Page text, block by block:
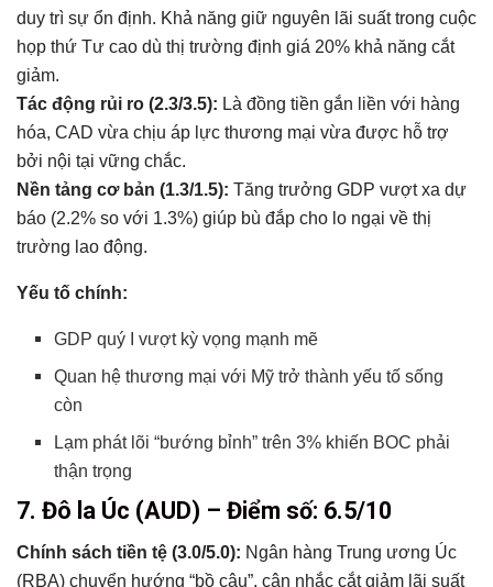
duy trì sự ổn định. Khả năng giữ nguyên lãi suất trong cuộc
họp thứ Tư cao dù thị trường định giá 20% khả năng cắt
giảm.
Tác động rủi ro (2.3/3.5): Là đồng tiền gắn liền với hàng
hóa, CAD vừa chịu áp lực thương mại vừa được hỗ trợ
bởi nội tại vững chắc.
Nền tảng cơ bản (1.3/1.5): Tăng trưởng GDP vượt xa dự
báo (2.2% so với 1.3%) giúp bù đắp cho lo ngại về thị
trường lao động.
Yếu tố chính:
GDP quý I vượt kỳ vọng mạnh mẽ
Quan hệ thương mại với Mỹ trở thành yếu tố sống
còn
Lạm phát lõi “bướng bỉnh” trên 3% khiến BOC phải
thận trọng
7. Đô la Úc (AUD) – Điểm số: 6.5/10
Chính sách tiền tệ (3.0/5.0): Ngân hàng Trung ương Úc
(RBA) chuyển hướng “bồ câu”, cân nhắc cắt giảm lãi suất